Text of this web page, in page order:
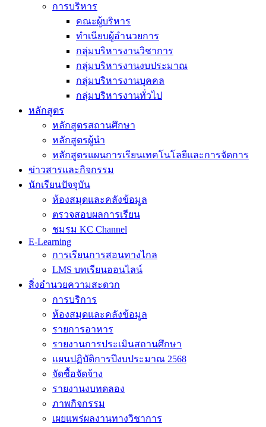
การบริหาร
คณะผู้บริหาร
ทำเนียบผู้อำนวยการ
กลุ่มบริหารงานวิชาการ
กลุ่มบริหารงานงบประมาณ
กลุ่มบริหารงานบุคคล
กลุ่มบริหารงานทั่วไป
หลักสูตร
หลักสูตรสถานศึกษา
หลักสูตรผู้นำ
หลักสูตรแผนการเรียนเทคโนโลยีและการจัดการ
ข่าวสารและกิจกรรม
นักเรียนปัจจุบัน
ห้องสมุดและคลังข้อมูล
ตรวจสอบผลการเรียน
ชมรม KC Channel
E-Learning
การเรียนการสอนทางไกล
LMS บทเรียนออนไลน์
สิ่งอำนวยความสะดวก
การบริการ
ห้องสมุดและคลังข้อมูล
รายการอาหาร
รายงานการประเมินสถานศึกษา
แผนปฏิบัติการปีงบประมาณ 2568
จัดซื้อจัดจ้าง
รายงานงบทดลอง
ภาพกิจกรรม
เผยแพร่ผลงานทางวิชาการ